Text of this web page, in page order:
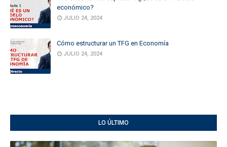
económico?
JULIO 24, 2024
Cómo estructurar un TFG en Economía
JULIO 24, 2024
LO ÚLTIMO